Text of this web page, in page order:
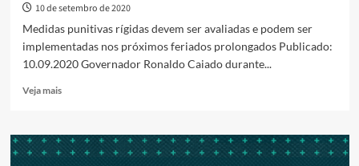
10 de setembro de 2020
Medidas punitivas rígidas devem ser avaliadas e podem ser
implementadas nos próximos feriados prolongados Publicado:
10.09.2020 Governador Ronaldo Caiado durante...
Veja maisRead
Estado
cria